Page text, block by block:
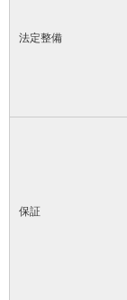
法定整備
保証